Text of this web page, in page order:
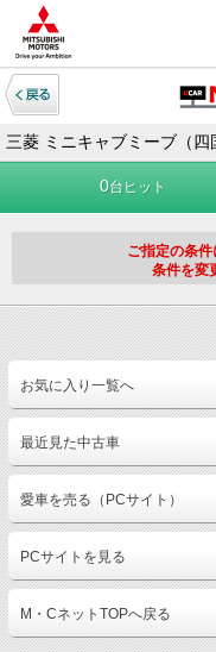
三菱 ミニキャブミーブ（四
0台ヒット
ご指定の条件
条件を変
お気に入り一覧へ
最近見た中古車
愛車を売る（PCサイト）
PCサイトを見る
M・CネットTOPへ戻る